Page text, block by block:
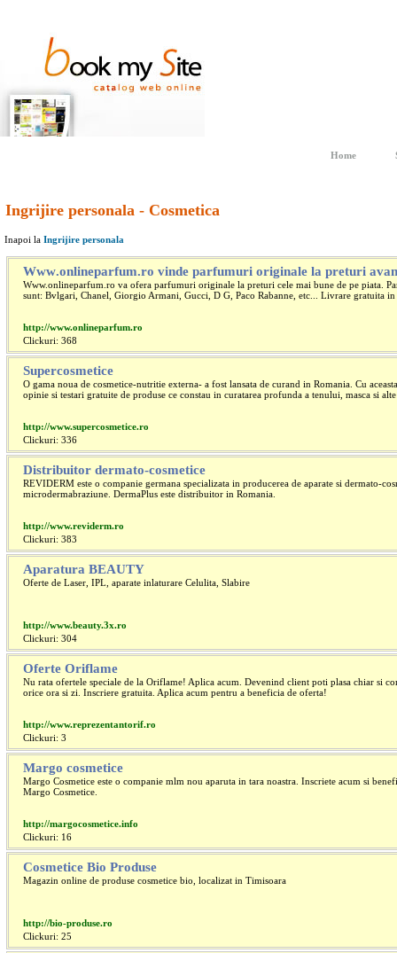
Home
Ingrijire personala - Cosmetica
Inapoi la Ingrijire personala
Www.onlineparfum.ro vinde parfumuri originale la preturi
Www.onlineparfum.ro va ofera parfumuri originale la preturi cele mai bune de pe piata.
sunt: Bvlgari, Chanel, Giorgio Armani, Gucci, D G, Paco Rabanne, etc... Livrare gratuita
http://www.onlineparfum.ro
Clickuri: 368
Supercosmetice
O gama noua de cosmetice-nutritie externa- a fost lansata de curand in Romania. Cu
opinie si testari gratuite de produse ce constau in curatarea profunda a tenului, masca si
http://www.supercosmetice.ro
Clickuri: 336
Distribuitor dermato-cosmetice
REVIDERM este o companie germana specializata in producerea de aparate si dermato-
microdermabraziune. DermaPlus este distribuitor in Romania.
http://www.reviderm.ro
Clickuri: 383
Aparatura BEAUTY
Oferte de Laser, IPL, aparate inlaturare Celulita, Slabire
http://www.beauty.3x.ro
Clickuri: 304
Oferte Oriflame
Nu rata ofertele speciale de la Oriflame! Aplica acum. Devenind client poti plasa chiar si
orice ora si zi. Inscriere gratuita. Aplica acum pentru a beneficia de oferta!
http://www.reprezentantorif.ro
Clickuri: 3
Margo cosmetice
Margo Cosmetice este o companie mlm nou aparuta in tara noastra. Inscriete acum si
Margo Cosmetice.
http://margocosmetice.info
Clickuri: 16
Cosmetice Bio Produse
Magazin online de produse cosmetice bio, localizat in Timisoara
http://bio-produse.ro
Clickuri: 25